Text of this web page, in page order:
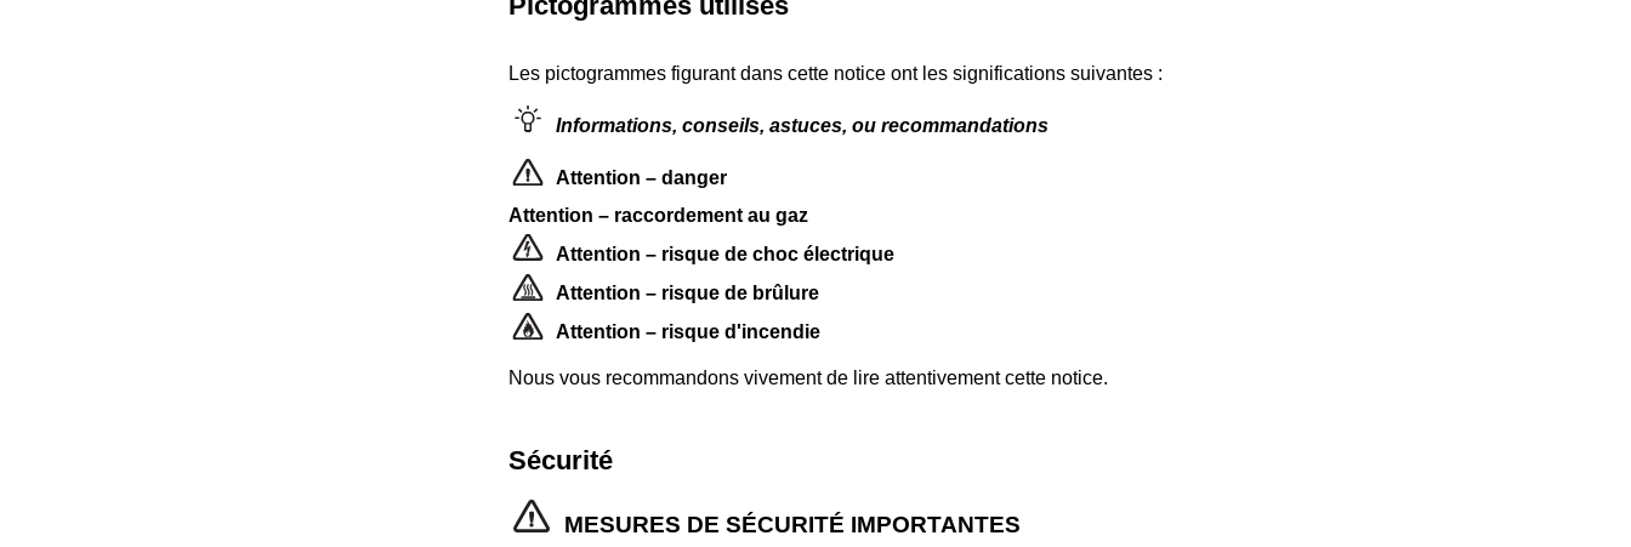
Les pictogrammes figurant dans cette notice ont les significations suivantes :
Informations, conseils, astuces, ou recommandations
Attention – danger
Attention – raccordement au gaz
Attention – risque de choc électrique
Attention – risque de brûlure
Attention – risque d'incendie
Nous vous recommandons vivement de lire attentivement cette notice.
Sécurité
MESURES DE SÉCURITÉ IMPORTANTES